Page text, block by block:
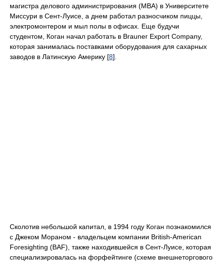
магистра делового администрирования (MBA) в Университете
Миссури в Сент-Луисе, а днем работал разносчиком пиццы,
электромонтером и мыл полы в офисах. Еще будучи
студентом, Коган начал работать в Brauner Export Company,
которая занималась поставками оборудования для сахарных
заводов в Латинскую Америку [8].
Сколотив небольшой капитал, в 1994 году Коган познакомился
с Джеком Мораном - владельцем компании British-American
Foresighting (BAF), также находившейся в Сент-Луисе, которая
специализировалась на форфейтинге (схеме внешнеторгового